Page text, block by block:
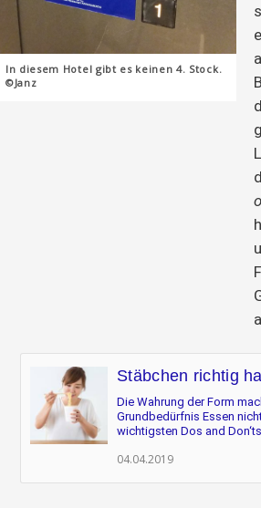
In diesem Hotel gibt es keinen 4. Stock.
©Janz
Stäbchen richtig
Die Wahrung der Form
Grundbedürfnis Essen
wichtigsten Dos and
04.04.2019